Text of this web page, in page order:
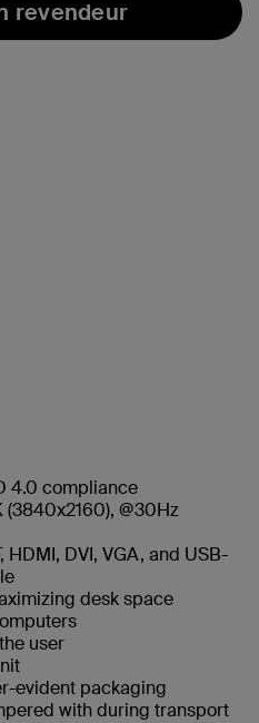
revendeur
4.0 compliance
@30Hz
HDMI, DVI, VGA, and USB-
desk space
user
evident packaging
with during transport